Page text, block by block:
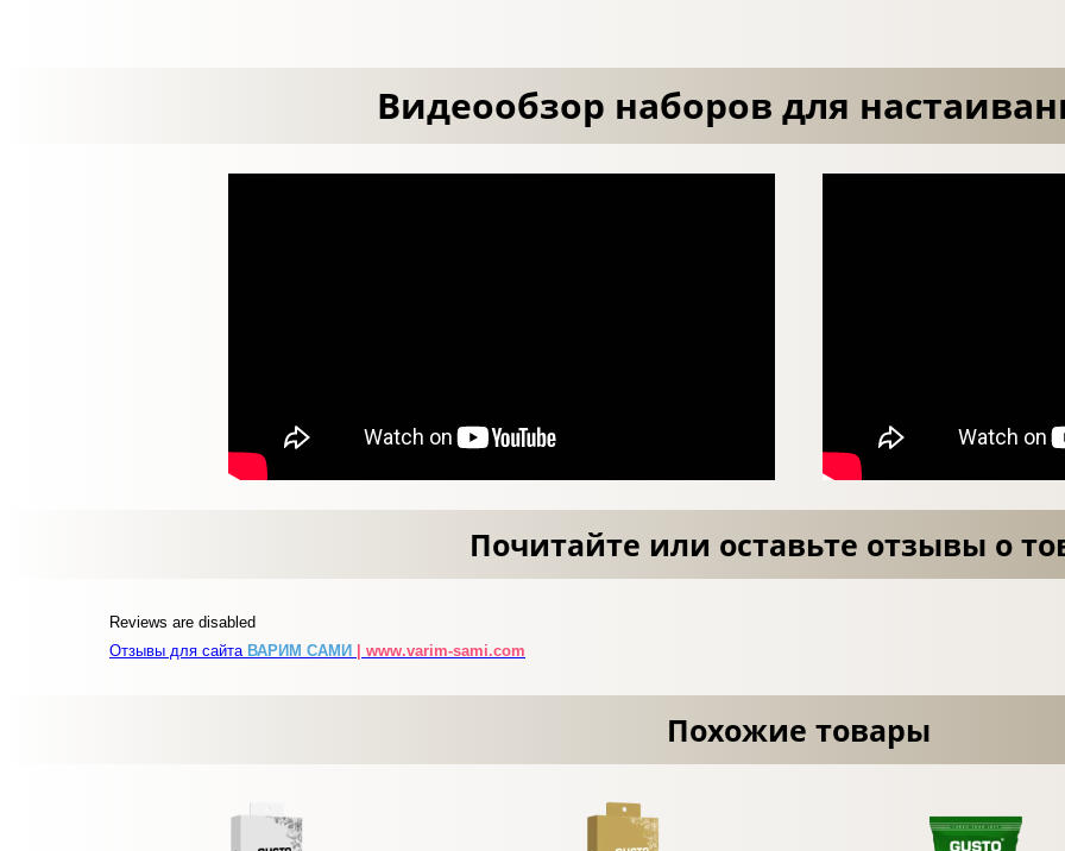
Видеообзор наборов для
Почитайте или оставьте отзывы о
Reviews are disabled
Отзывы для сайта ВАРИМ САМИ | www.varim-sami.com
Похожие товары